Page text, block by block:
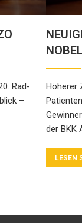
Rad-
–
NOBEL
Höherer
der BKK
LESEN